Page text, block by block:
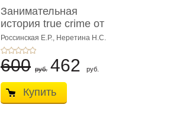
Занимательная
история true crime от
Гиппократа до � ...
Россинская Е.Р., Неретина Н.С.
600 руб. 462 руб.
Купить